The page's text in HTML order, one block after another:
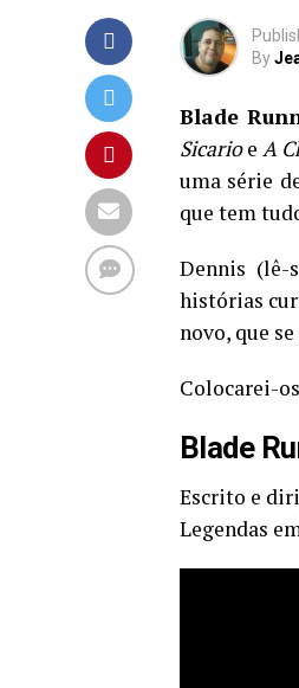
By
Blade
Sicarioe A
uma série
que tem
Dennis (lê-
histórias
novo, que
Colocarei-
Blade
Escrito e
Legendas